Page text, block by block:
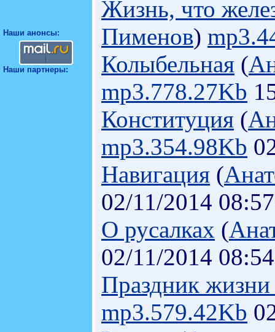
Наши анонсы:
Наши партнеры:
Жизнь, что
Пименов)
Колыбельная (
mp3.778.27Kb
Конституция (
mp3.354.98Kb
Навигация (
02/11/2014 08:57
О русалках (
02/11/2014 08:54
Праздник
mp3.579.42Kb